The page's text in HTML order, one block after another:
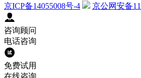
京ICP备14055008号-4
京公网安备
咨询顾问
电话咨询
免费试用
在线咨询